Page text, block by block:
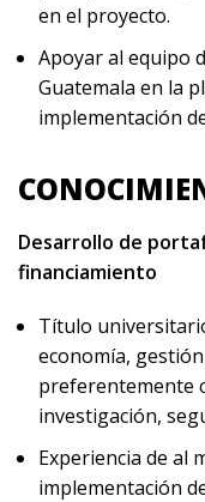
en el proyecto.
Apoyar al equipo
Guatemala en la
implementación
Desarrollo de
financiamiento
Título
economía,
preferentemente
investigación,
Experiencia de al
implementación